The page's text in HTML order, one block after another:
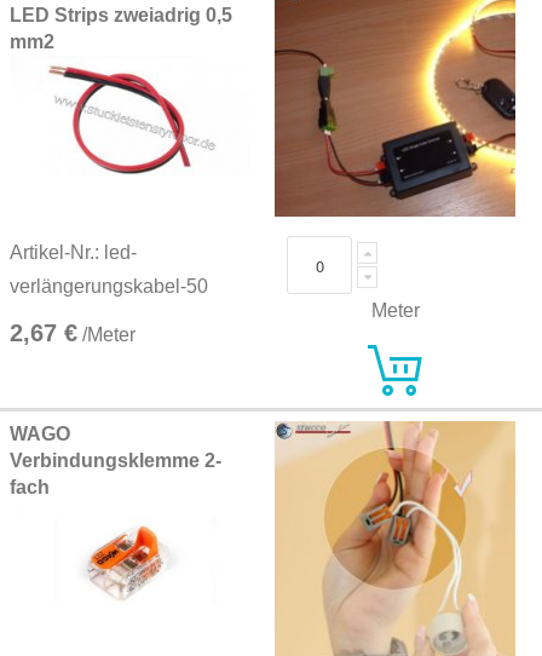
LED Strips zweiadrig 0,5
mm2
Artikel-Nr.: led-
verlängerungskabel-50
2,67 € /Meter
Meter
WAGO
Verbindungsklemme 2-
fach